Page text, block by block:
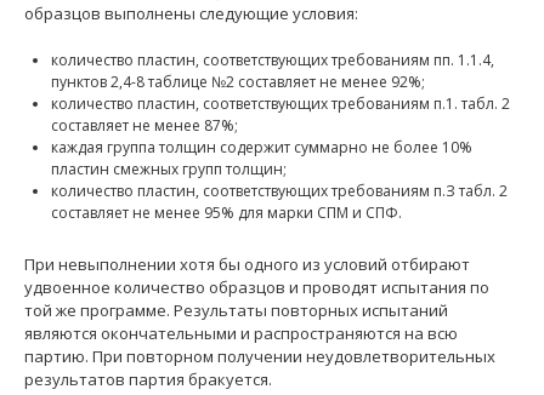
образцов выполнены следующие условия:
количество пластин, соответствующих требованиям пп. 1.1.4,
пунктов 2,4-8 таблице №2 составляет не менее 92%;
количество пластин, соответствующих требованиям п.1. табл. 2
составляет не менее 87%;
каждая группа толщин содержит суммарно не более 10%
пластин смежных групп толщин;
количество пластин, соответствующих требованиям п.З табл. 2
составляет не менее 95% для марки СПМ и СПФ.
При невыполнении хотя бы одного из условий отбирают
удвоенное количество образцов и проводят испытания по
той же программе. Результаты повторных испытаний
являются окончательными и распространяются на всю
партию. При повторном получении неудовлетворительных
результатов партия бракуется.